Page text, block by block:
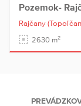
Pozemok-
Rajčany
2630 m2